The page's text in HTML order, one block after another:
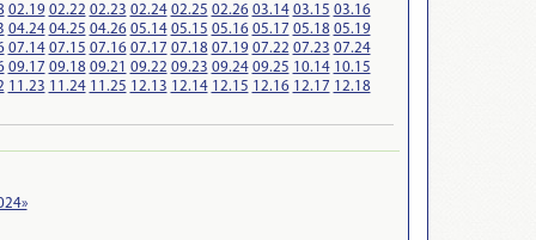
02.19 02.22 02.23 02.24 02.25 02.26 03.14 03.15 03.16
04.24 04.25 04.26 05.14 05.15 05.16 05.17 05.18 05.19
07.14 07.15 07.16 07.17 07.18 07.19 07.22 07.23 07.24
09.17 09.18 09.21 09.22 09.23 09.24 09.25 10.14 10.15
11.23 11.24 11.25 12.13 12.14 12.15 12.16 12.17 12.18